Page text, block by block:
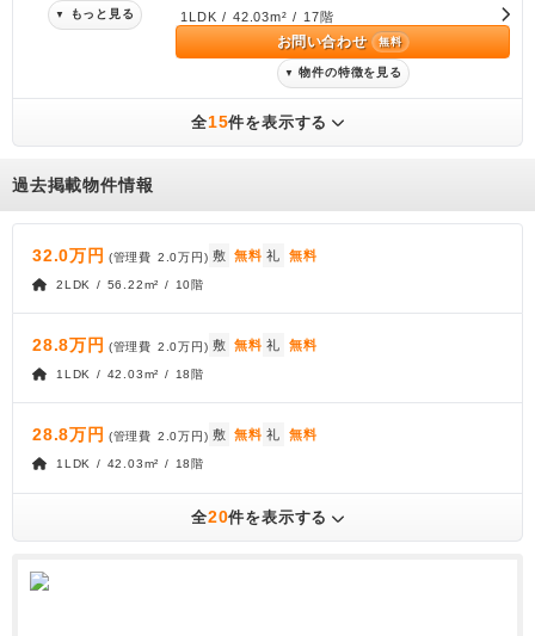
▼ もっと見る 1LDK / 42.03m² / 17階
お問い合わせ 無料
▼ 物件の特徴を見る
全15件を表示する
過去掲載物件情報
32.0万円 (管理費 2.0万円) 敷 無料 礼 無料
2LDK / 56.22m² / 10階
28.8万円 (管理費 2.0万円) 敷 無料 礼 無料
1LDK / 42.03m² / 18階
28.8万円 (管理費 2.0万円) 敷 無料 礼 無料
1LDK / 42.03m² / 18階
全20件を表示する